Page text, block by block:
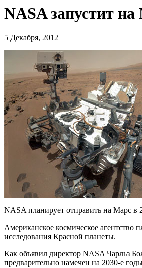
NASA запустит
5 Декабря, 2012
NASA планирует отправить на Марс в
Американское космическое агентство
исследования Красной планеты.
Как объявил директор NASA Чарльз
предварительно намечен на 2030-е